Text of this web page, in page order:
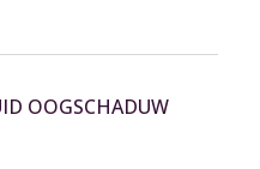
OOGSCHADUW